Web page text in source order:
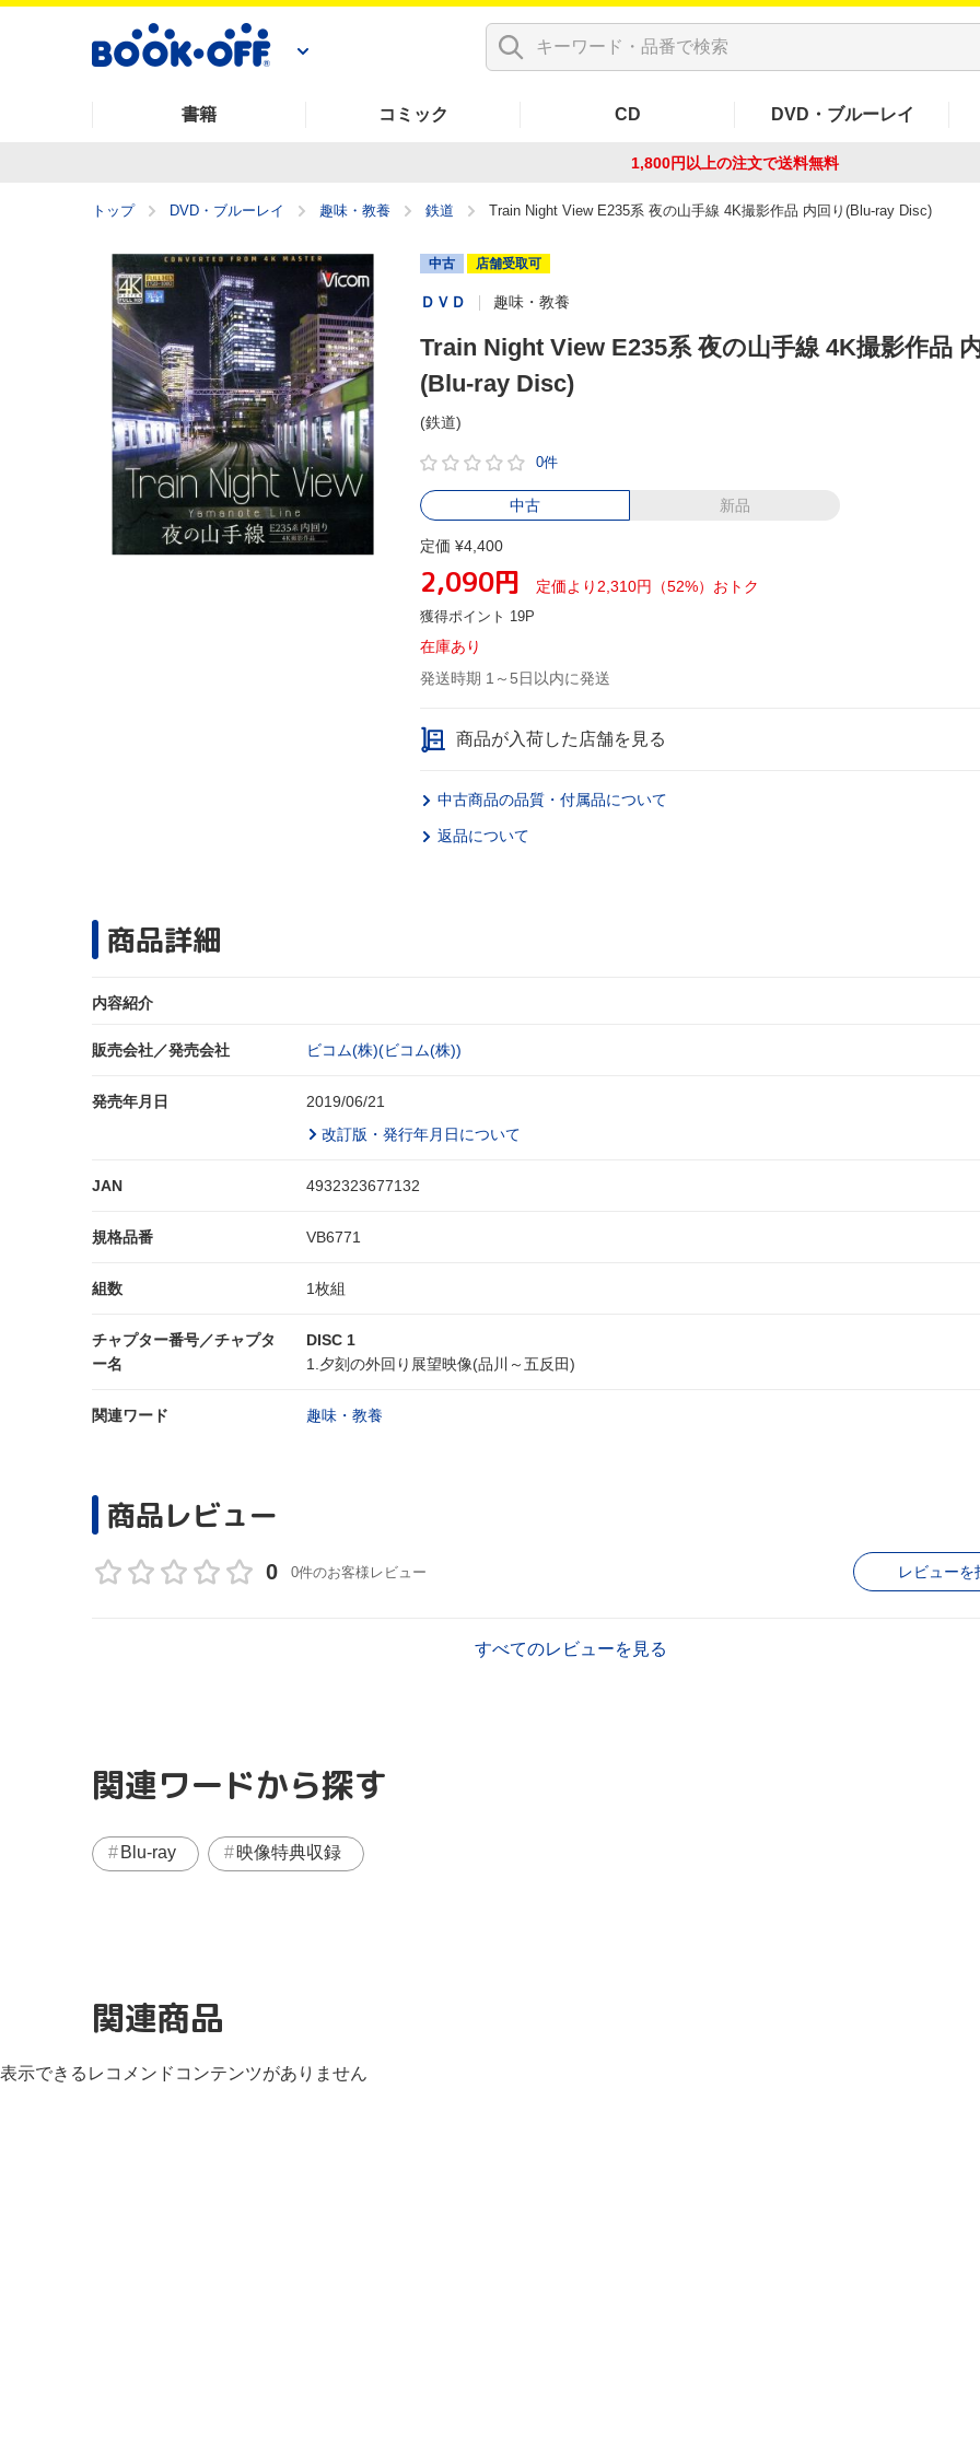
書籍 コミック CD DVD・ブルーレイ
1,800円以上の注文で送料無料
トップ DVD・ブルーレイ 趣味・教養 鉄道 Train Night View E235系 夜の山手線 4K撮影作品 内回り(Blu-ray Disc)
中古 店舗受取可
ＤＶＤ 趣味・教養
Train Night View E235系 夜の山手線 4K撮影作品
(Blu-ray Disc)
(鉄道)
0件
中古 新品
定価 ¥4,400
2,090円 定価より2,310円（52%）おトク
獲得ポイント 19P
在庫あり
発送時期 1～5日以内に発送
商品が入荷した店舗を見る
中古商品の品質・付属品について
返品について
商品詳細
内容紹介
販売会社／発売会社 ビコム(株)(ビコム(株))
発売年月日
2019/06/21
改訂版・発行年月日について
JAN 4932323677132
規格品番 VB6771
組数 1枚組
チャプター番号／チャプタ
ー名
DISC 1
1.夕刻の外回り展望映像(品川～五反田)
関連ワード 趣味・教養
商品レビュー
0 0件のお客様レビュー レビューを
すべてのレビューを見る
関連ワードから探す
Blu-ray 映像特典収録
関連商品
表示できるレコメンドコンテンツがありません